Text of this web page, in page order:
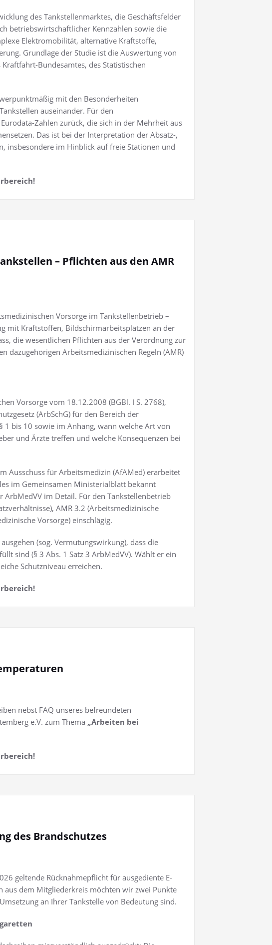
des Tankstellenmarktes, die Geschäftsfelder
betriebswirtschaftlicher Kennzahlen sowie die
Elektromobilität, alternative Kraftstoffe,
Grundlage der Studie ist die Auswertung von
Bundesamtes, des Statistischen
mit den Besonderheiten
auseinander. Für den
Zahlen zurück, die sich in der Mehrheit aus
Das ist bei der Interpretation der Absatz-,
insbesondere im Hinblick auf freie Stationen und
– Pflichten aus den AMR
Vorsorge im Tankstellenbetrieb –
mit Kraftstoffen, Bildschirmarbeitsplätzen an der
die wesentlichen Pflichten aus der Verordnung zur
dazugehörigen Arbeitsmedizinischen Regeln (AMR)
Vorsorge vom 18.12.2008 (BGBl. I S. 2768),
(ArbSchG) für den Bereich der
1 bis 10 sowie im Anhang, wann welche Art von
und Ärzte treffen und welche Konsequenzen bei
Ausschuss für Arbeitsmedizin (AfAMed) erarbeitet
im Gemeinsamen Ministerialblatt bekannt
im Detail. Für den Tankstellenbetrieb
AMR 3.2 (Arbeitsmedizinische
Vorsorge) einschlägig.
(sog. Vermutungswirkung), dass die
sind (§ 3 Abs. 1 Satz 3 ArbMedVV). Wählt er ein
Schutzniveau erreichen.
nebst FAQ unseres befreundeten
e.V. zum Thema „Arbeiten bei
des Brandschutzes
geltende Rücknahmepflicht für ausgediente E-
dem Mitgliederkreis möchten wir zwei Punkte
an Ihrer Tankstelle von Bedeutung sind.